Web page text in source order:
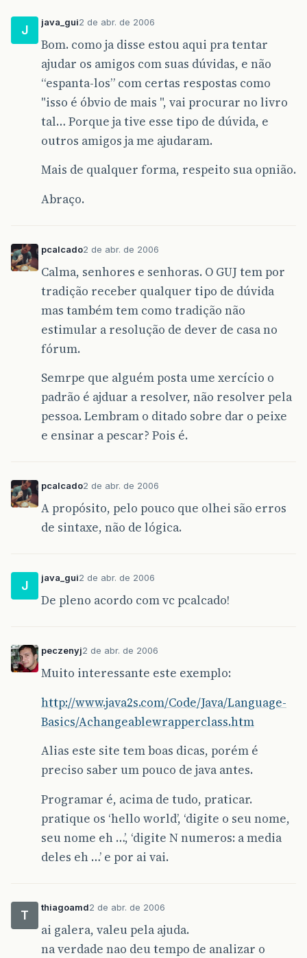
J
java_gui2 de abr. de 2006
Bom. como ja disse estou aqui pra tentar
ajudar os amigos com suas dúvidas, e não
“espanta-los” com certas respostas como
"isso é óbvio de mais ", vai procurar no livro
tal… Porque ja tive esse tipo de dúvida, e
outros amigos ja me ajudaram.
Mais de qualquer forma, respeito sua opnião.
Abraço.
pcalcado2 de abr. de 2006
Calma, senhores e senhoras. O GUJ tem por
tradição receber qualquer tipo de dúvida
mas também tem como tradição não
estimular a resolução de dever de casa no
fórum.
Semrpe que alguém posta ume xercício o
padrão é ajduar a resolver, não resolver pela
pessoa. Lembram o ditado sobre dar o peixe
e ensinar a pescar? Pois é.
pcalcado2 de abr. de 2006
A propósito, pelo pouco que olhei são erros
de sintaxe, não de lógica.
J
java_gui2 de abr. de 2006
De pleno acordo com vc pcalcado!
peczenyj2 de abr. de 2006
Muito interessante este exemplo:
http://www.java2s.com/Code/Java/Language-
Basics/Achangeablewrapperclass.htm
Alias este site tem boas dicas, porém é
preciso saber um pouco de java antes.
Programar é, acima de tudo, praticar.
pratique os ‘hello world’, ‘digite o seu nome,
seu nome eh …’, ‘digite N numeros: a media
deles eh …’ e por ai vai.
T
thiagoamd2 de abr. de 2006
ai galera, valeu pela ajuda.
na verdade nao deu tempo de analizar o